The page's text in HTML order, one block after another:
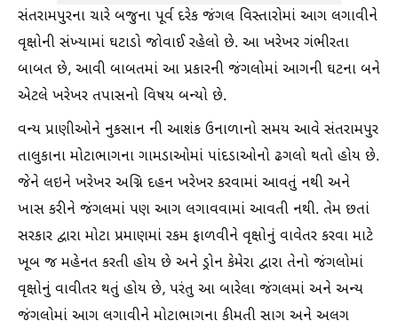
સંતરામપુરના ચારે બજુના પૂર્વ દરેક જંગલ વિસ્તારોમાં આગ લગાવીને
વૃક્ષોની સંખ્યામાં ઘટાડો જોવાઈ રહેલો છે. આ ખરેખર ગંભીરતા
બાબત છે, આવી બાબતમાં આ પ્રકારની જંગલોમાં આગની ઘટના બને
એટલે ખરેખર તપાસનો વિષય બન્યો છે.
વન્ય પ્રાણીઓને નુકસાન ની આશંક ઉનાળાનો સમય આવે સંતરામપુર
તાલુકાના મોટાભાગના ગામડાઓમાં પાંદડાઓનો ઢગલો થતો હોય છે.
જેને લઇને ખરેખર અગ્નિ દહન ખરેખર કરવામાં આવતું નથી અને
ખાસ કરીને જંગલમાં પણ આગ લગાવવામાં આવતી નથી. તેમ છતાં
સરકાર દ્વારા મોટા પ્રમાણમાં રકમ ફાળવીને વૃક્ષોનું વાવેતર કરવા માટે
ખૂબ જ મહેનત કરતી હોય છે અને ડ્રોન કેમેરા દ્વારા તેનો જંગલોમાં
વૃક્ષોનું વાવીતર થતું હોય છે, પરંતુ આ બારેલા જંગલમાં અને અન્ય
જંગલોમાં આગ લગાવીને મોટાભાગના કીમતી સાગ અને અલગ